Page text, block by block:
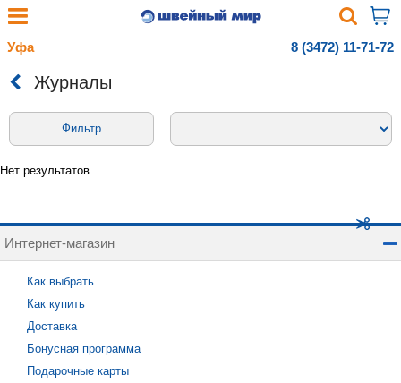
Уфа 8 (3472) 11-71-72
Журналы
Фильтр
Нет результатов.
Интернет-магазин
Как выбрать
Как купить
Доставка
Бонусная программа
Подарочные карты